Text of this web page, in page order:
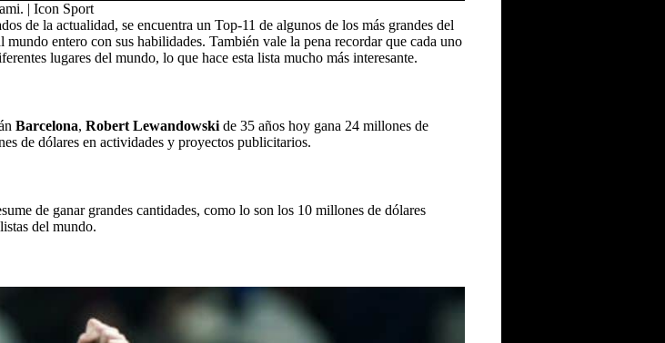
| Icon Sport
de la actualidad, se encuentra un Top-11 de algunos de los más grandes del
entero con sus habilidades. También vale la pena recordar que cada uno
lugares del mundo, lo que hace esta lista mucho más interesante.
Barcelona, Robert Lewandowski de 35 años hoy gana 24 millones de
de dólares en actividades y proyectos publicitarios.
de ganar grandes cantidades, como lo son los 10 millones de dólares
del mundo.